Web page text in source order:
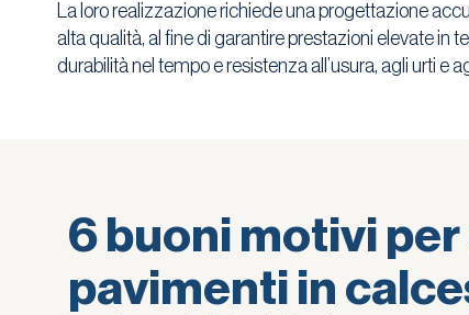
La loro realizzazione richiede una progettazione
alta qualità, al fine di garantire prestazioni elevate in
durabilità nel tempo e resistenza all’usura, agli urti e
6 buoni motivi
pavimenti in